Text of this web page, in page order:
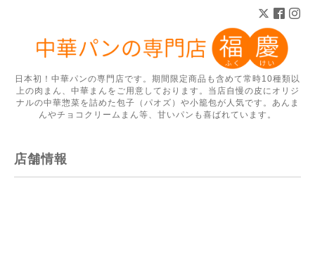
日本初！中華パンの専門店です。期間限定商品も含めて常時10種類以
上の肉まん、中華まんをご用意しております。当店自慢の皮にオリジ
ナルの中華惣菜を詰めた包子（パオズ）や小籠包が人気です。あんま
んやチョコクリームまん等、甘いパンも喜ばれています。
店舗情報